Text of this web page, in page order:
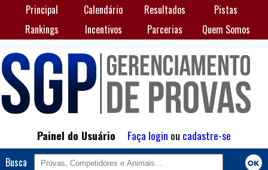
Principal Calendário Resultados
Pistas
Rankings
Incentivos Parcerias Quem Somos
Painel do Usuário Faça login ou cadastre-se
Busca